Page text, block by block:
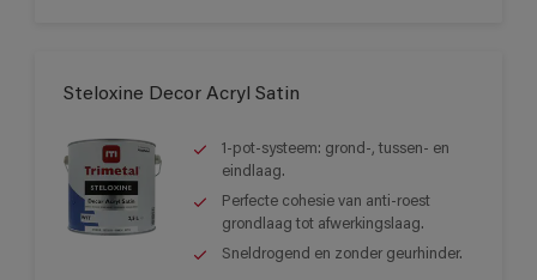
Steloxine Decor Acryl Satin
1-pot-systeem: grond-, tussen- en
eindlaag.
Perfecte cohesie van anti-roest
grondlaag tot afwerkingslaag.
Sneldrogend en zonder geurhinder.